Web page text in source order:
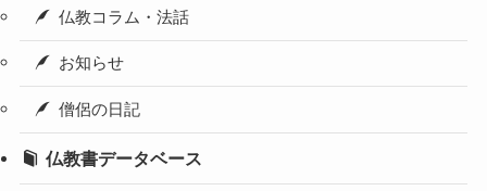
仏教コラム・法話
お知らせ
僧侶の日記
仏教書データベース